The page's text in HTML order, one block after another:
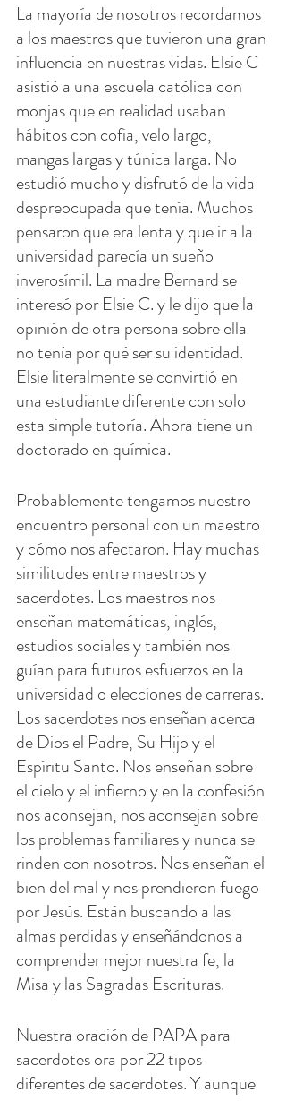
La mayoría de nosotros recordamos
a los maestros que tuvieron una gran
influencia en nuestras vidas. Elsie C
asistió a una escuela católica con
monjas que en realidad usaban
hábitos con cofia, velo largo,
mangas largas y túnica larga. No
estudió mucho y disfrutó de la vida
despreocupada que tenía. Muchos
pensaron que era lenta y que ir a la
universidad parecía un sueño
inverosímil. La madre Bernard se
interesó por Elsie C. y le dijo que la
opinión de otra persona sobre ella
no tenía por qué ser su identidad.
Elsie literalmente se convirtió en
una estudiante diferente con solo
esta simple tutoría. Ahora tiene un
doctorado en química.
Probablemente tengamos nuestro
encuentro personal con un maestro
y cómo nos afectaron. Hay muchas
similitudes entre maestros y
sacerdotes. Los maestros nos
enseñan matemáticas, inglés,
estudios sociales y también nos
guían para futuros esfuerzos en la
universidad o elecciones de carreras.
Los sacerdotes nos enseñan acerca
de Dios el Padre, Su Hijo y el
Espíritu Santo. Nos enseñan sobre
el cielo y el infierno y en la confesión
nos aconsejan, nos aconsejan sobre
los problemas familiares y nunca se
rinden con nosotros. Nos enseñan el
bien del mal y nos prendieron fuego
por Jesús. Están buscando a las
almas perdidas y enseñándonos a
comprender mejor nuestra fe, la
Misa y las Sagradas Escrituras.
Nuestra oración de PAPA para
sacerdotes ora por 22 tipos
diferentes de sacerdotes. Y aunque